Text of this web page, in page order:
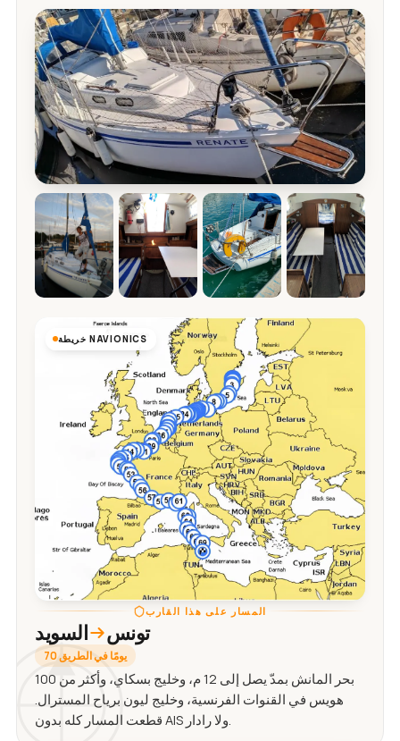
خريطة NAVIONICS
المسار على هذا القارب
السويد تونس
70 يومًا في الطريق
بحر المانش بمدّ يصل إلى 12 م، وخليج بسكاي، وأكثر من 100
هويس في القنوات الفرنسية، وخليج ليون برياح المسترال.